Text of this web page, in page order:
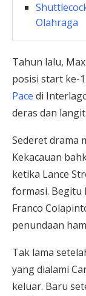
Olahraga
Tahun lalu,
posisi start ke-
Pace di
deras dan
Sederet drama
Kekacauan
ketika Lance
formasi. Begitu
Franco
penundaan
Tak lama
yang dialami
keluar. Baru